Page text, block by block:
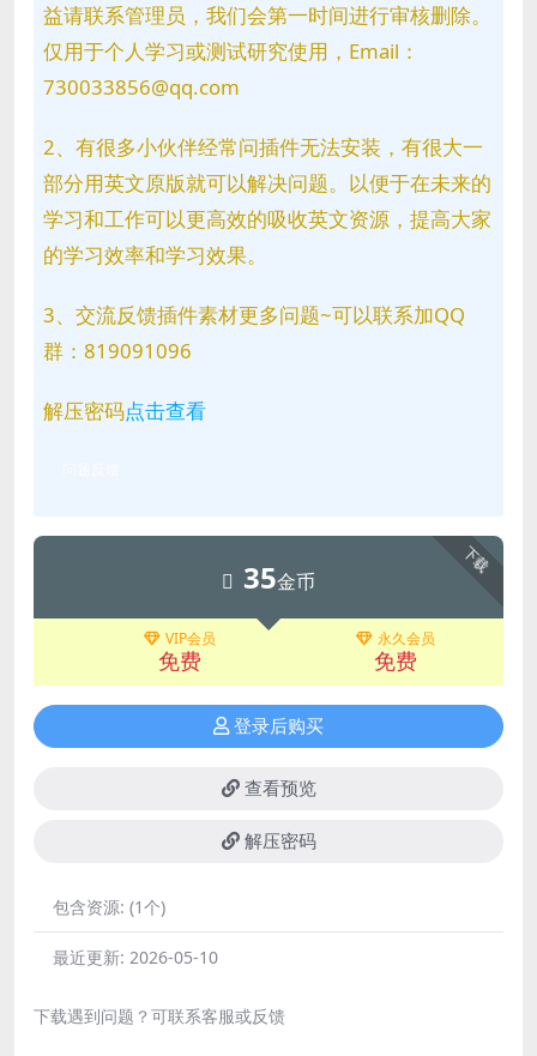
益请联系管理员，我们会第一时间进行审核删除。
仅用于个人学习或测试研究使用，Email：
730033856@qq.com
2、有很多小伙伴经常问插件无法安装，有很大一
部分用英文原版就可以解决问题。以便于在未来的
学习和工作可以更高效的吸收英文资源，提高大家
的学习效率和学习效果。
3、交流反馈插件素材更多问题~可以联系加QQ
群：819091096
解压密码点击查看
下载
35金币
VIP会员
免费
永久会员
免费
登录后购买
查看预览
解压密码
包含资源: (1个)
最近更新: 2026-05-10
下载遇到问题？可联系客服或反馈